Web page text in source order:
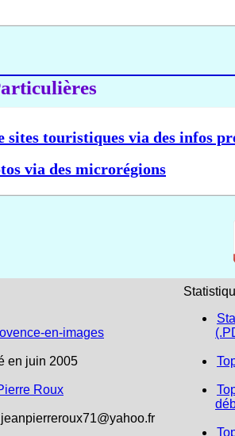
sites touristiques via des infos
via des microrégions
en-images
en juin 2005
Roux
jeanpierreroux71@yahoo.fr